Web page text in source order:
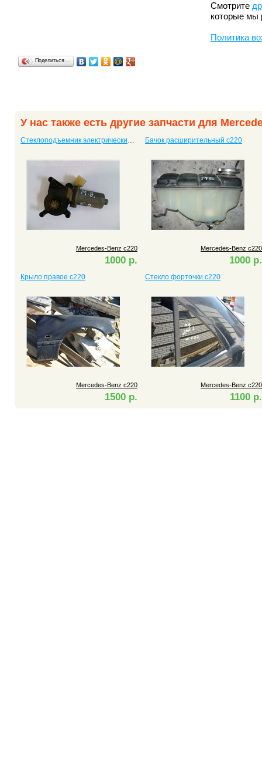
Смотрите
которые мы
Политика
Поделиться…
У нас также есть другие запчасти для
Стеклоподъемник электрический передний правый c220
Mercedes-Benz c220
1000 р.
Бачок расширительный c220
Mercedes-Benz c220
1000 р.
Крыло правое c220
Mercedes-Benz c220
1500 р.
Стекло форточки c220
Mercedes-Benz c220
1100 р.